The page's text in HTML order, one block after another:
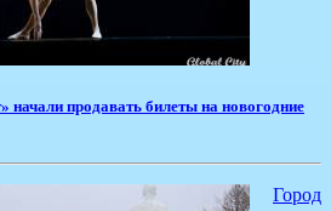
начали продавать билеты на новогодние
Город